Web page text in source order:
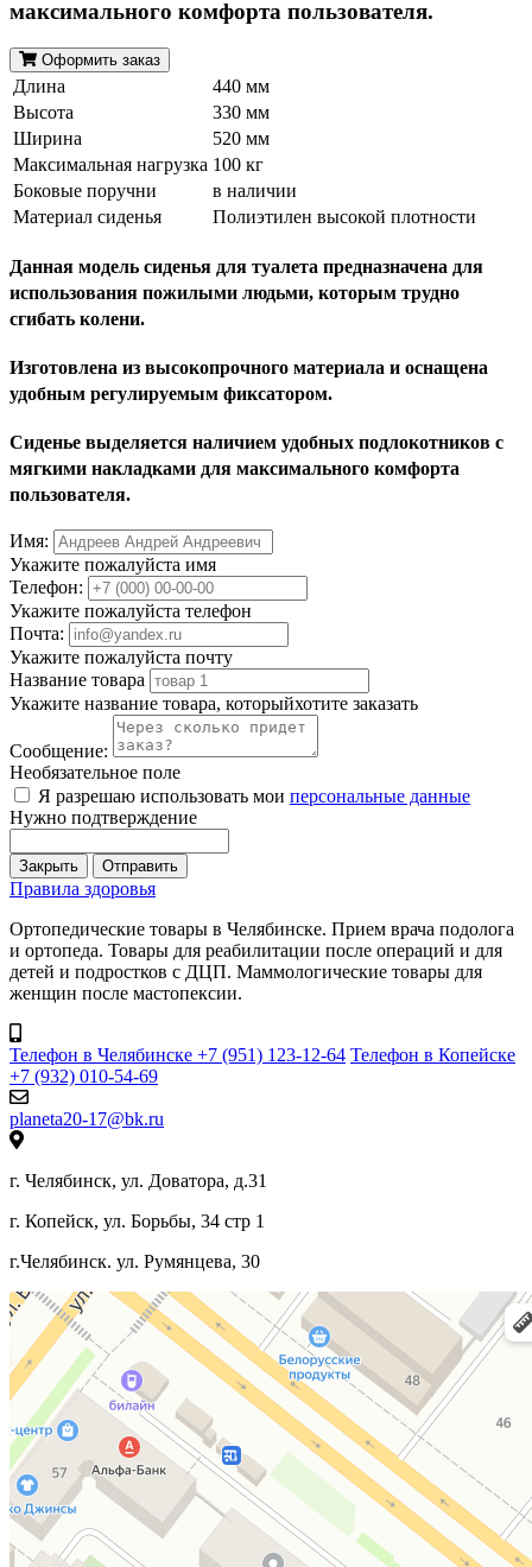
максимального комфорта пользователя.
Оформить заказ
Длина
440 мм
Высота
330 мм
Ширина
520 мм
Максимальная нагрузка 100 кг
Боковые поручни
в наличии
Материал сиденья
Полиэтилен высокой плотности
Данная модель сиденья для туалета предназначена для
использования пожилыми людьми, которым трудно
сгибать колени.
Изготовлена из высокопрочного материала и оснащена
удобным регулируемым фиксатором.
Сиденье выделяется наличием удобных подлокотников с
мягкими накладками для максимального комфорта
пользователя.
Имя:
Укажите пожалуйста имя
Телефон:
Укажите пожалуйста телефон
Почта:
Укажите пожалуйста почту
Название товара
Укажите название товара, которыйхотите заказать
Сообщение:
Необязательное поле
Я разрешаю использовать мои персональные данные
Нужно подтверждение
Закрыть Отправить
Правила здоровья
Ортопедические товары в Челябинске. Прием врача подолога
и ортопеда. Товары для реабилитации после операций и для
детей и подростков с ДЦП. Маммологические товары для
женщин после мастопексии.
Телефон в Челябинске +7 (951) 123-12-64 Телефон в Копейске
+7 (932) 010-54-69
planeta20-17@bk.ru
г. Челябинск, ул. Доватора, д.31
г. Копейск, ул. Борьбы, 34 стр 1
г.Челябинск. ул. Румянцева, 30